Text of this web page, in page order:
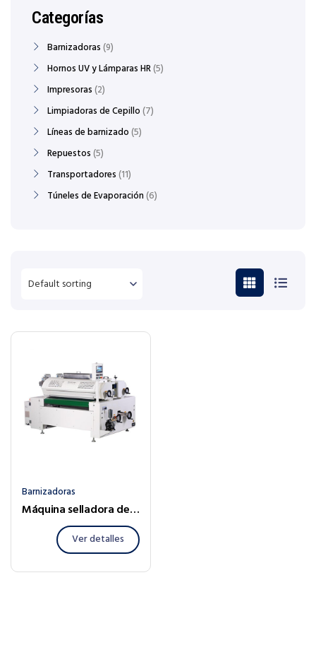
Barnizadoras
Máquina selladora de poro
Ver detalles
Categorías
Barnizadoras 9
Hornos UV y Lámparas HR 5
Impresoras 2
Limpiadoras de Cepillo 7
Líneas de barnizado 5
Repuestos 5
Transportadores 11
Túneles de Evaporación 6